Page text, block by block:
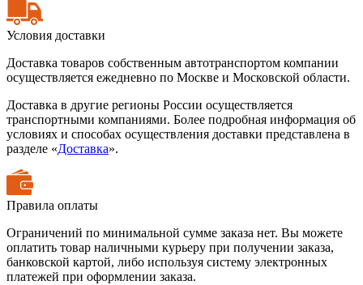
Условия доставки
Доставка товаров собственным автотранспортом компании
осуществляется ежедневно по Москве и Московской области.
Доставка в другие регионы России осуществляется
транспортными компаниями. Более подробная информация об
условиях и способах осуществления доставки представлена в
разделе «Доставка».
Правила оплаты
Ограничений по минимальной сумме заказа нет. Вы можете
оплатить товар наличными курьеру при получении заказа,
банковской картой, либо используя систему электронных
платежей при оформлении заказа.